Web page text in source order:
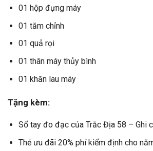
01 hộp đựng máy
01 tăm chỉnh
01 quả rọi
01 thân máy thủy bình
01 khăn lau máy
Tặng kèm:
Sổ tay đo đạc của Trắc Địa 58 – Ghi
Thẻ ưu đãi 20% phí kiểm định cho